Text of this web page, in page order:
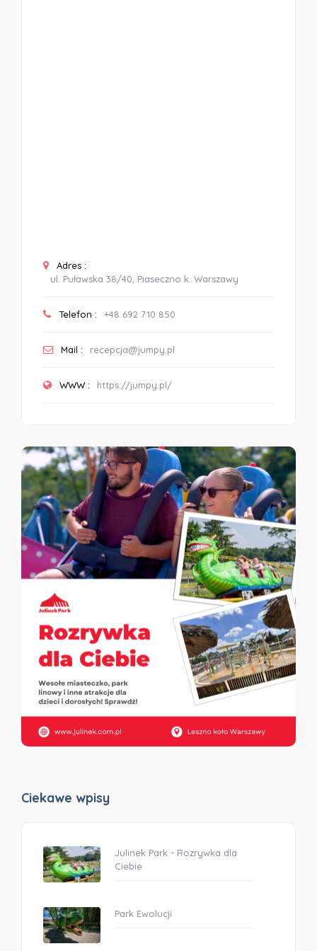
Adres :
ul. Puławska 38/40, Piaseczno k. Warszawy
Telefon : +48 692 710 850
Mail : recepcja@jumpy.pl
WWW : https://jumpy.pl/
Ciekawe wpisy
Julinek Park - Rozrywka dla
Ciebie
Park Ewolucji